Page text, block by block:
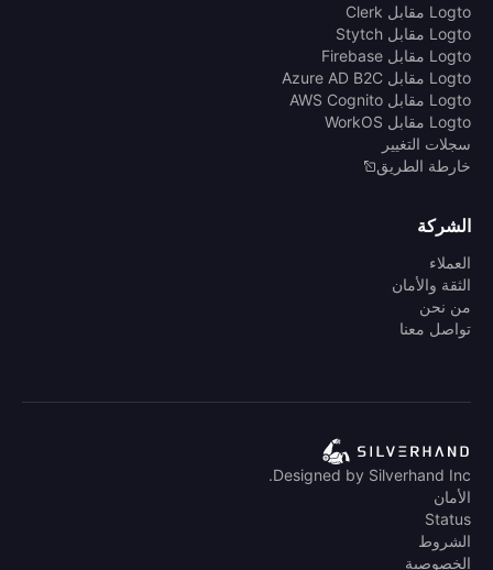
Logto مقابل Clerk
Logto مقابل Stytch
Logto مقابل Firebase
Logto مقابل Azure AD B2C
Logto مقابل AWS Cognito
Logto مقابل WorkOS
سجلات التغيير
خارطة الطريق
الشركة
العملاء
الثقة والأمان
من نحن
تواصل معنا
Designed by Silverhand Inc.
الأمان
Status
الشروط
الخصوصية